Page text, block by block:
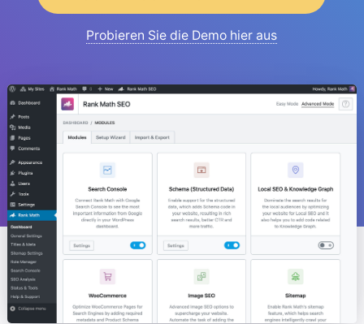
Probieren Sie die Demo hier aus